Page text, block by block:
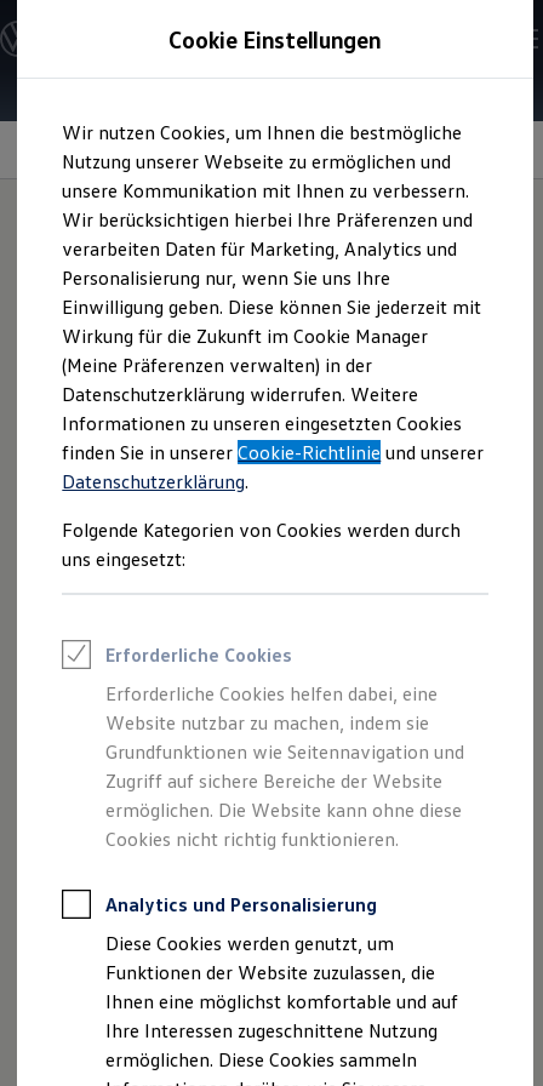
Hauptinhalt
springen
Footer
springen
Modelle & Konfigurator
Nutzfahrzeugkategorien entdecken
Modelle konfigurieren
Vorgängermodelle und Oldtimer
Vorgängermodelle
Oldtimer
Bulli Historie
Branchenlösungen & Gewerbekunden
Umbaulösungen und Hersteller finden
Auf- und Umbauten entdecken & konfigurieren
Groß- und Sonderkunden
Großkunden
Kommunen & Behörden
Journalisten
Sportvereine
Branchenlösungen
Bau & Handwerk
Gewerbliche Personenbeförderung
Service & mobile Werkstätten
Kurier, Logistik & Handel
Kühlfahrzeuge
Feuerwehr
ONE Business ID Vorteile
Fahrzeuge online kaufen
Digitaler Marktplatz
Kauf & Finanzierung
Online-Fahrzeugbewertung
Aktionen & Angebote
E-Auto-Förderung
Für Privatkunden
Für Gewerbekunden
Profi Paket
ProfiPartner für Gebrauchtwagen
Finanzierung
Für Privatkunden
Für Gewerbekunden
Leasing
Für Privatkunden
Für Gewerbekunden
Versicherungen & Garantien
Luftstandheizung
Immer Urlaubim
Warmen
Sie sind kein Schönwetter-Camper, sondern auch gerne mal
an kühleren Tagen unterwegs? Sehr gut, dann passen der
Californiaund Sie richtig gut zusammen. Vor allem, weil die
Luftstandheizung 1 es Ihnen so kuschelig warm macht,
wie Sie möchten.
Impressum
Nutzungsbedingungen
Datenschutzerklärungen
Lizenzhinweise Dritter
Angaben zum Digital Service Act (DSA)
EU Data Act
Produktsicherheitsinformationen
Rückrufe
Vorschriften
Händlersuche
Newsletter
VERTRAG WIDERRUFEN
Disclaimer von Volkswagen AG
Serienausstattung im California Ocean, Sonderausstattung
gegen Mehrpreis imCaliforniaCoast.
Die in dieser Darstellung gezeigten Fahrzeuge und
Ausstattungen können in einzelnen Details vom aktuellen
deutschen Lieferprogramm abweichen. Abgebildet sind
Cookie Einstellungen
Wir nutzen Cookies, um Ihnen die bestmögliche
Nutzung unserer Webseite zu ermöglichen und
unsere Kommunikation mit Ihnen zu verbessern.
Wir berücksichtigen hierbei Ihre Präferenzen und
verarbeiten Daten für Marketing, Analytics und
Personalisierung nur, wenn Sie uns Ihre
Einwilligung geben. Diese können Sie jederzeit mit
Wirkung für die Zukunft im Cookie Manager
(Meine Präferenzen verwalten) in der
Datenschutzerklärung widerrufen. Weitere
Informationen zu unseren eingesetzten Cookies
finden Sie in unsererCookie-Richtlinie und unserer
Datenschutzerklärung.
Folgende Kategorien von Cookies werden durch
uns eingesetzt:
Erforderliche Cookies
Erforderliche Cookies helfen dabei, eine
Website nutzbar zu machen, indem sie
Grundfunktionen wie Seitennavigation und
Zugriff auf sichere Bereiche der Website
ermöglichen. Die Website kann ohne diese
Cookies nicht richtig funktionieren.
Analytics und Personalisierung
Diese Cookies werden genutzt, um
Funktionen der Website zuzulassen, die
Ihnen eine möglichst komfortable und auf
Ihre Interessen zugeschnittene Nutzung
ermöglichen. Diese Cookies sammeln